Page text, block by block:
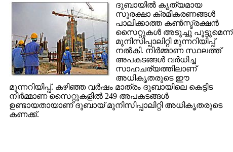
ദുബായില്‍ കൃത്യമായ
സുരക്ഷാ ക്രമീകരണങ്ങള്‍
പാലിക്കാത്ത കണ്‍സ്ട്രക്ഷന്‍
സൈറ്റുകള്‍ അടുച്ചു പൂട്ടുമെന്ന്
മുനിസിപ്പാലിറ്റി മുന്നറിയിപ്പ്
നല്‍കി. നിര്‍മ്മാണ സ്ഥലത്ത്
അപകടങ്ങള്‍ വര്‍ധിച്ച
സാഹചര്യത്തിലാണ്
അധികൃതരുടെ ഈ
മുന്നറിയിപ്പ്. കഴിഞ്ഞ വര്‍ഷം മാത്രം ദുബായിലെ കെട്ടിട
നിര്‍മ്മാണ സൈറ്റുകളില്‍ 249 അപകടങ്ങള്‍
ഉണ്ടായതായാണ് ദുബായ് മുനിസിപ്പാലിറ്റി അധികൃതരുടെ
കണക്ക്.